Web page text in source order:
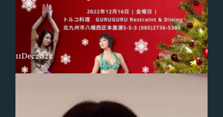
雪の中、久留米ハフラ無事終了しました。
昨日12月18日は久留米DOFのクリスマスハフラ🎄でした。
て下さったり。ノリノリのお客様方と一緒に楽しいひと時となりまし…
11Dec2022